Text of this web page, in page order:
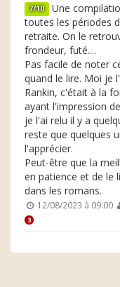
7/10 Une
toutes les périodes
retraite. On le
frondeur, futé....
Pas facile de noter
quand le lire. Moi je
Rankin, c'était à la
ayant l'impression
je l'ai relu il y a
reste que quelques
l'apprécier.
Peut-être que la
en patience et de le
dans les romans.
12/08/2023 à 09:00
3